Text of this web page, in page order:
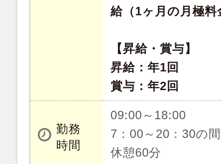
給（1ヶ月の月極料
【昇給・賞与】
昇給：年1回
賞与：年2回
勤務
時間
09:00～18:00
7：00～20：30の
休憩60分